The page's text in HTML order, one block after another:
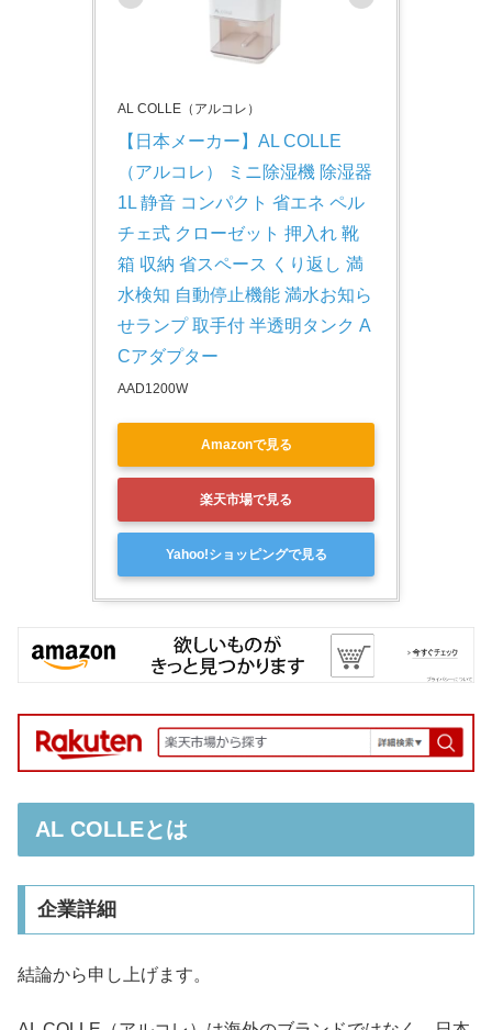
AL COLLE（アルコレ）
【日本メーカー】AL COLLE
（アルコレ） ミニ除湿機 除湿器
1L 静音 コンパクト 省エネ ペル
チェ式 クローゼット 押入れ 靴
箱 収納 省スペース くり返し 満
水検知 自動停止機能 満水お知ら
せランプ 取手付 半透明タンク A
Cアダプター
AAD1200W
Amazonで見る
楽天市場で見る
Yahoo!ショッピングで見る
AL COLLEとは
企業詳細
結論から申し上げます。